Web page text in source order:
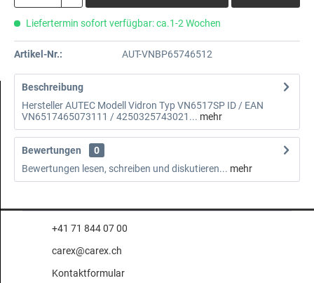
Liefertermin sofort verfügbar: ca.1-2 Wochen
Artikel-Nr.: AUT-VNBP65746512
Beschreibung
Hersteller AUTEC Modell Vidron Typ VN6517SP ID / EAN
VN6517465073111 / 4250325743021... mehr
Bewertungen
0
Bewertungen lesen, schreiben und diskutieren... mehr
+41 71 844 07 00
carex@carex.ch
Kontaktformular